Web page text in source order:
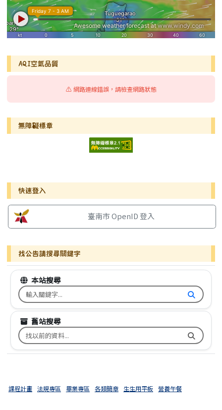
AQI空氣品質
⚠️ 網路連線錯誤，請檢查網路狀態
無障礙標章
右邊區域內容
快速登入
臺南市 OpenID 登入
找公告請搜尋關鍵字
本站搜尋
搜尋台南市文元國小全球資訊網關鍵字
舊站搜尋
搜尋台南市文元國小舊校網關鍵字
課程計畫 法規專區 畢業專區 各類簡章 生生用平板 營養午餐